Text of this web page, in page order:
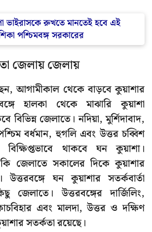
ভাইরাসকে রুখতে মানতেই হবে এই
পশ্চিমবঙ্গ সরকারের
জেলায় জেলায়
আগামীকাল থেকে বাড়বে কুয়াশার
হালকা থেকে মাঝারি কুয়াশা
বিভিন্ন জেলাতে। নদিয়া, মুর্শিদাবাদ,
বর্ধমান, হুগলি এবং উত্তর চব্বিশ
থাকবে ঘন কুয়াশা।
জেলাতে সকালের দিকে কুয়াশার
উত্তরবঙ্গে ঘন কুয়াশার সতর্কবার্তা
জেলাতে। উত্তরবঙ্গের দার্জিলিং,
এবং মালদা, উত্তর ও দক্ষিণ
সতর্কতা রয়েছে।